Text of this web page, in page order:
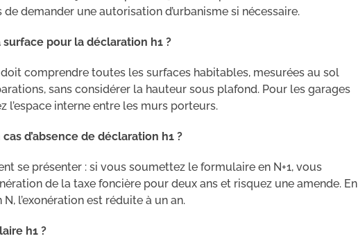
de demander une autorisation d’urbanisme si nécessaire.
pour la déclaration h1 ?
comprendre toutes les surfaces habitables, mesurées au sol
sans considérer la hauteur sous plafond. Pour les garages
l’espace interne entre les murs porteurs.
d’absence de déclaration h1 ?
se présenter : si vous soumettez le formulaire en N+1, vous
de la taxe foncière pour deux ans et risquez une amende. En
l’exonération est réduite à un an.
h1 ?